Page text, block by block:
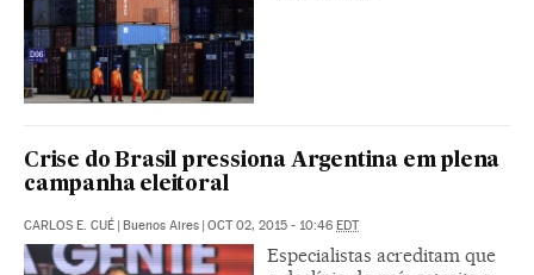
Crise do Brasil pressiona Argentina em plena
campanha eleitoral
CARLOS E. CUÉ | Buenos Aires | OCT 02, 2015 - 10:46 EDT
Especialistas acreditam que